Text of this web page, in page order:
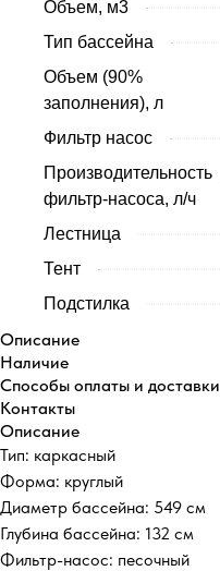
Объем, м3
Тип бассейна
Объем (90%
заполнения), л
Фильтр насос
Производительность
фильтр-насоса, л/ч
Лестница
Тент
Подстилка
Описание
Наличие
Способы оплаты и доставки
Контакты
Описание
Тип: каркасный
Форма: круглый
Диаметр бассейна: 549 см
Глубина бассейна: 132 см
Фильтр-насос: песочный